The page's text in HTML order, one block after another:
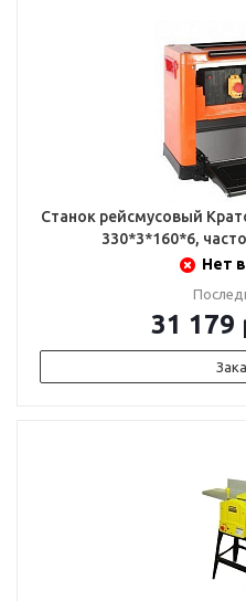
Станок рейсмусовый
330*3*160*6,
Нет
31 179